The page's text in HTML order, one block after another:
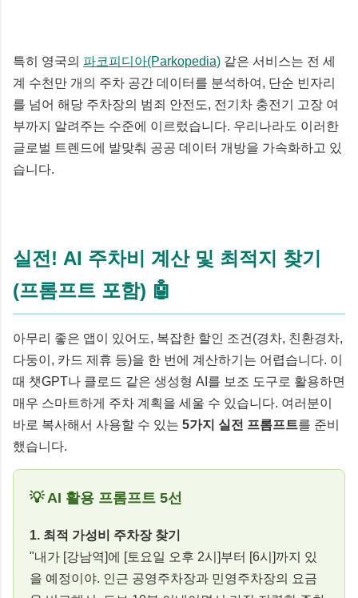
특히 영국의 파코피디아(Parkopedia) 같은 서비스는 전 세
계 수천만 개의 주차 공간 데이터를 분석하여, 단순 빈자리
를 넘어 해당 주차장의 범죄 안전도, 전기차 충전기 고장 여
부까지 알려주는 수준에 이르렀습니다. 우리나라도 이러한
글로벌 트렌드에 발맞춰 공공 데이터 개방을 가속화하고 있
습니다.
실전! AI 주차비 계산 및 최적지 찾기
(프롬프트 포함) 🤖
아무리 좋은 앱이 있어도, 복잡한 할인 조건(경차, 친환경차,
다둥이, 카드 제휴 등)을 한 번에 계산하기는 어렵습니다. 이
때 챗GPT나 클로드 같은 생성형 AI를 보조 도구로 활용하면
매우 스마트하게 주차 계획을 세울 수 있습니다. 여러분이
바로 복사해서 사용할 수 있는 5가지 실전 프롬프트를 준비
했습니다.
💡 AI 활용 프롬프트 5선
1. 최적 가성비 주차장 찾기
"내가 [강남역]에 [토요일 오후 2시]부터 [6시]까지 있
을 예정이야. 인근 공영주차장과 민영주차장의 요금